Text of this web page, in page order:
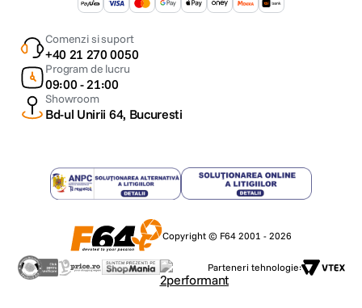
Comenzi si suport
+40 21 270 0050
Program de lucru
09:00 - 21:00
Showroom
Bd-ul Unirii 64, Bucuresti
Copyright © F64 2001 - 2026
Parteneri tehnologie: